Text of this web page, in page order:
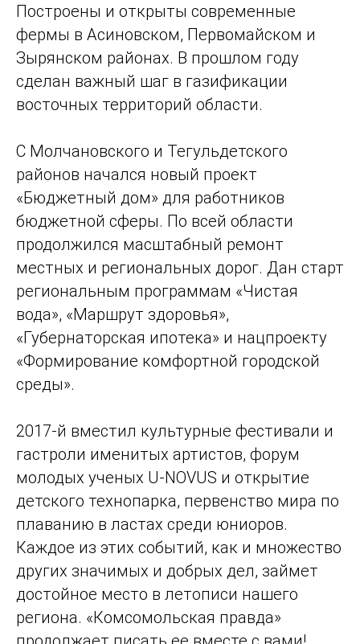
Построены и открыты современные
фермы в Асиновском, Первомайском и
Зырянском районах. В прошлом году
сделан важный шаг в газификации
восточных территорий области.
С Молчановского и Тегульдетского
районов начался новый проект
«Бюджетный дом» для работников
бюджетной сферы. По всей области
продолжился масштабный ремонт
местных и региональных дорог. Дан старт
региональным программам «Чистая
вода», «Маршрут здоровья»,
«Губернаторская ипотека» и нацпроекту
«Формирование комфортной городской
среды».
2017-й вместил культурные фестивали и
гастроли именитых артистов, форум
молодых ученых ­U-NOVUS и открытие
детского технопарка, первенство мира по
плаванию в ластах среди юниоров.
Каждое из этих событий, как и множество
других значимых и добрых дел, займет
достойное место в летописи нашего
региона. «Комсомольская правда»